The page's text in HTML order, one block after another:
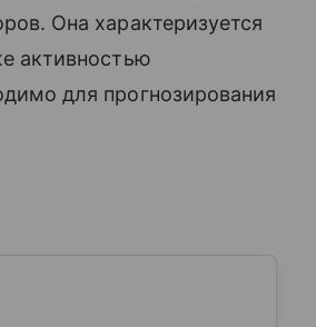
Она характеризуется
активностью
для прогнозирования